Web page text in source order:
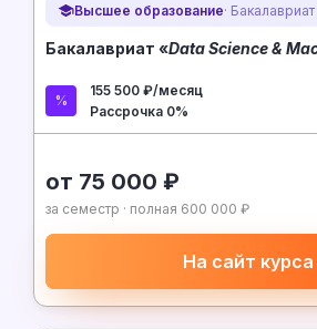
Высшее образование· Бакалавриат
Бакалавриат «Data Science &
155 500 ₽/месяц
Рассрочка 0%
от 75 000 ₽
за семестр · полная 600 000 ₽
На сайт курса